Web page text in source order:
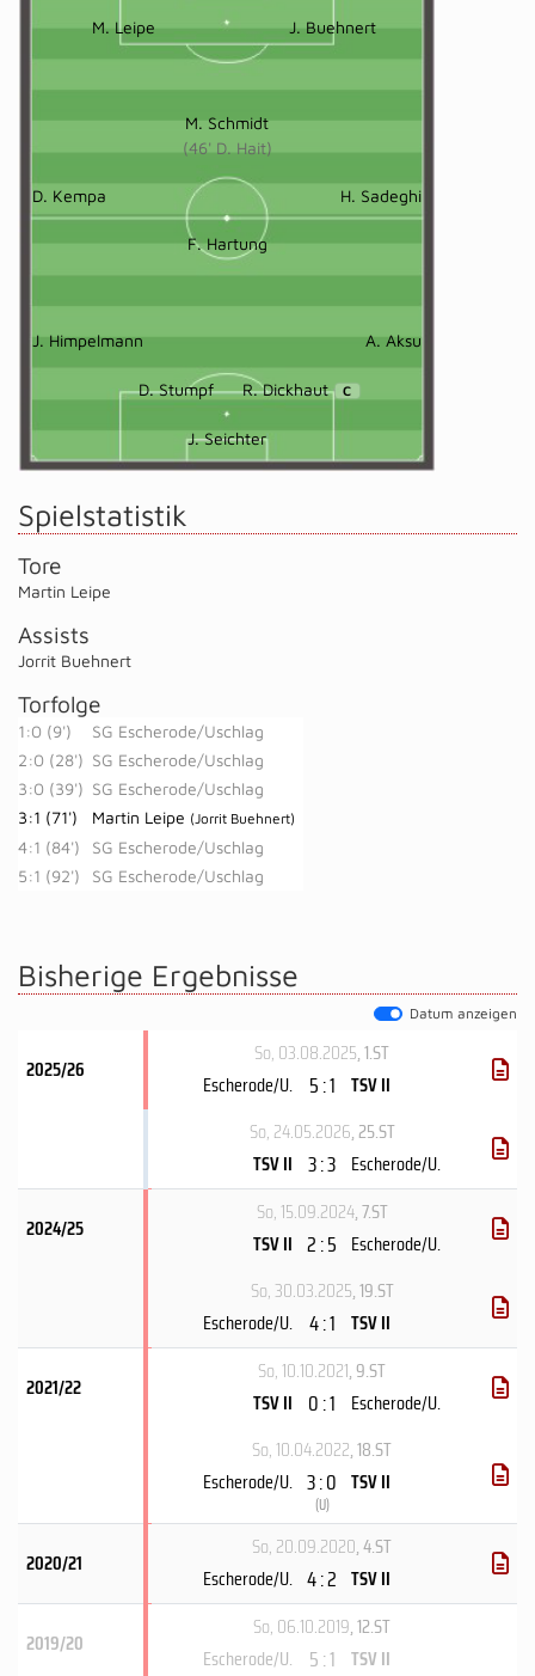
M. Leipe J. Buehnert
M. Schmidt
(46' D. Hait)
D. Kempa H. Sadeghi
F. Hartung
J. Himpelmann A. Aksu
D. Stumpf R. Dickhaut C
J. Seichter
Spielstatistik
Tore
Martin Leipe
Assists
Jorrit Buehnert
Torfolge
1:0 (9')
SG Escherode/Uschlag
2:0 (28') SG Escherode/Uschlag
3:0 (39') SG Escherode/Uschlag
3:1 (71')
Martin Leipe (Jorrit Buehnert)
4:1 (84')
SG Escherode/Uschlag
5:1 (92')
SG Escherode/Uschlag
Bisherige Ergebnisse
Datum anzeigen
2025/26
So, 03.08.2025, 1.ST
Escherode/U. 5 : 1 TSV II
So, 24.05.2026, 25.ST
TSV II 3 : 3 Escherode/U.
2024/25
So, 15.09.2024, 7.ST
TSV II 2 : 5 Escherode/U.
So, 30.03.2025, 19.ST
Escherode/U. 4 : 1 TSV II
2021/22
So, 10.10.2021, 9.ST
TSV II 0 : 1 Escherode/U.
So, 10.04.2022, 18.ST
Escherode/U. 3 : 0
(U)
TSV II
2020/21
So, 20.09.2020, 4.ST
Escherode/U. 4 : 2 TSV II
2019/20
So, 06.10.2019, 12.ST
Escherode/U.
5 : 1 TSV II